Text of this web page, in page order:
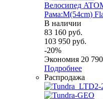
Велосипед
Рама:M(54cm)
В наличии
83 160 руб.
103 950 руб.
-20%
Экономия 20 790
Подробнее
Распродажа